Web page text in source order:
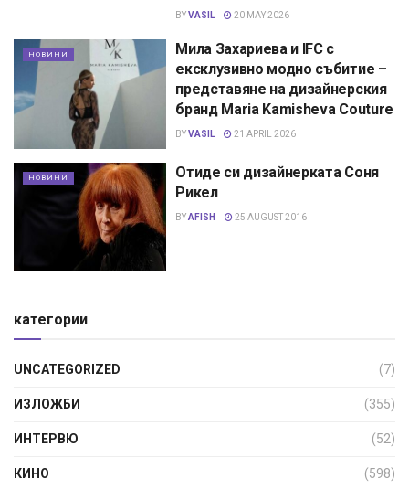
BYVASIL 20 MAY 2026
НОВИНИ
Мила Захариева и IFC с
ексклузивно модно събитие –
представяне на дизайнерския
бранд Maria Kamisheva Couture
BYVASIL 21 APRIL 2026
НОВИНИ
Отиде си дизайнерката Соня
Рикел
BYAFISH 25 AUGUST 2016
категории
UNCATEGORIZED (7)
ИЗЛОЖБИ (355)
ИНТЕРВЮ (52)
КИНО (598)